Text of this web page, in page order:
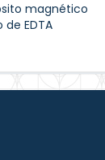
magnético
EDTA